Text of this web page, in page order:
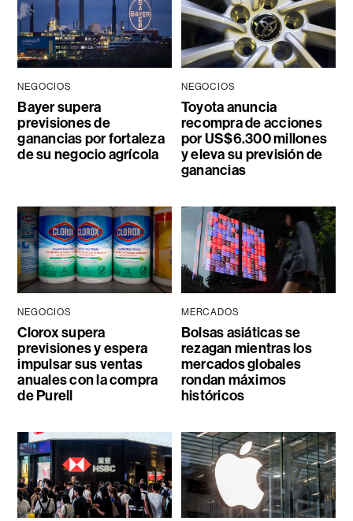
NEGOCIOS
Bayer supera
previsiones de
ganancias por fortaleza
de su negocio agrícola
NEGOCIOS
Toyota anuncia
recompra de acciones
por US$6.300 millones
y eleva su previsión de
ganancias
NEGOCIOS
Clorox supera
previsiones y espera
impulsar sus ventas
anuales con la compra
de Purell
MERCADOS
Bolsas asiáticas se
rezagan mientras los
mercados globales
rondan máximos
históricos